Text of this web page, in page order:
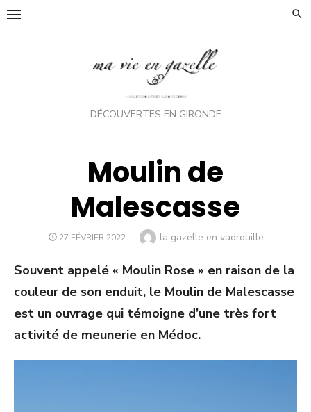
Skip
DÉCOUVERTES EN GIRONDE
Moulin de
Malescasse
POSTED
27 FÉVRIER 2022 Author
la gazelle en vadrouille
Souvent appelé « Moulin Rose » en raison de la
couleur de son enduit, le Moulin de Malescasse
est un ouvrage qui témoigne d’une très fort
activité de meunerie en Médoc.